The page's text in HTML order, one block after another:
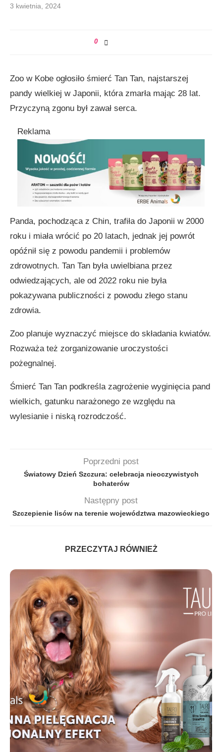
3 kwietnia, 2024
0
Zoo w Kobe ogłosiło śmierć Tan Tan, najstarszej
pandy wielkiej w Japonii, która zmarła mając 28 lat.
Przyczyną zgonu był zawał serca.
Reklama
Panda, pochodząca z Chin, trafiła do Japonii w 2000
roku i miała wrócić po 20 latach, jednak jej powrót
opóźnił się z powodu pandemii i problemów
zdrowotnych. Tan Tan była uwielbiana przez
odwiedzających, ale od 2022 roku nie była
pokazywana publiczności z powodu złego stanu
zdrowia.
Zoo planuje wyznaczyć miejsce do składania kwiatów.
Rozważa też zorganizowanie uroczystości
pożegnalnej.
Śmierć Tan Tan podkreśla zagrożenie wyginięcia pand
wielkich, gatunku narażonego ze względu na
wylesianie i niską rozrodczość.
Poprzedni post
Światowy Dzień Szczura: celebracja nieoczywistych
bohaterów
Następny post
Szczepienie lisów na terenie województwa mazowieckiego
PRZECZYTAJ RÓWNIEŻ